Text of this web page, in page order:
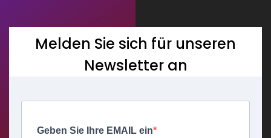
Melden Sie sich für unseren
Newsletter an